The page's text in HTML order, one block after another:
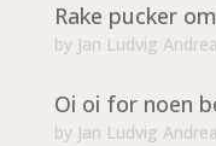
Rake pucker
by Jan Ludvig
Oi oi for noen
by Jan Ludvig